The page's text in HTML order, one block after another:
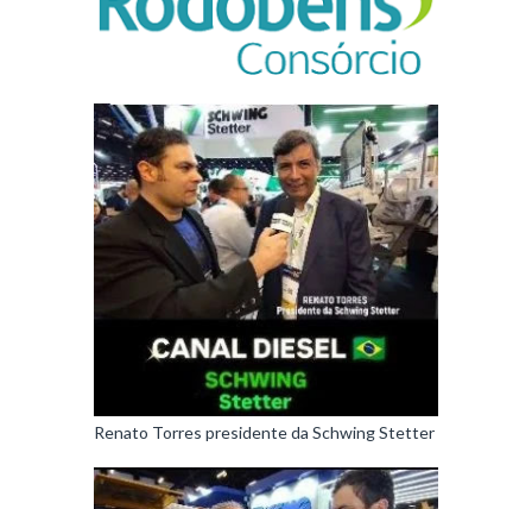
Renato Torres presidente da Schwing Stetter